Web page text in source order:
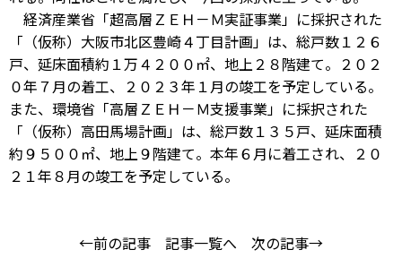
経済産業省「超高層ＺＥＨ－Ｍ実証事業」に採択された
「（仮称）大阪市北区豊崎４丁目計画」は、総戸数１２６
戸、延床面積約１万４２００㎡、地上２８階建て。２０２
０年７月の着工、２０２３年１月の竣工を予定している。
また、環境省「高層ＺＥＨ－Ｍ支援事業」に採択された
「（仮称）高田馬場計画」は、総戸数１３５戸、延床面積
約９５００㎡、地上９階建て。本年６月に着工され、２０
２１年８月の竣工を予定している。
←前の記事 記事一覧へ 次の記事→